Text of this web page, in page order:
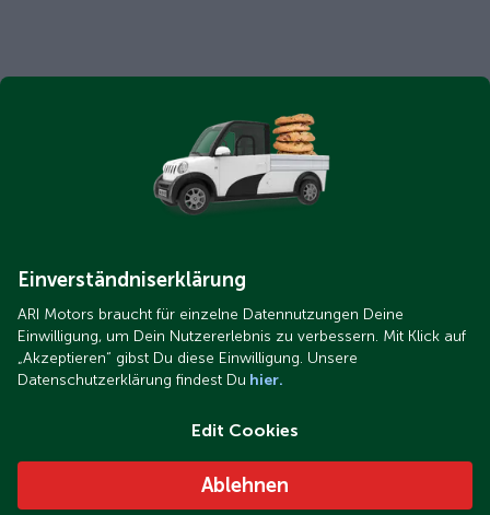
Einverständniserklärung
ARI Motors braucht für einzelne Datennutzungen Deine
Einwilligung, um Dein Nutzererlebnis zu verbessern. Mit Klick auf
„Akzeptieren“ gibst Du diese Einwilligung. Unsere
Datenschutzerklärung findest Du hier.
Edit Cookies
Ablehnen